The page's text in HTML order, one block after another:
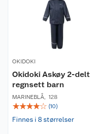
OKIDOKI
Okidoki Askøy 2-delt
regnsett barn
MARINEBLÅ, 128
☆☆☆☆☆ (10)
Finnes i 8 størrelser
Nyheter
Våre butikker
Våre merkevarer
Kundeservice
Kontakt oss
Angre- og returrett
Reklamasjon og garanti
Ofte stilte spørsmål